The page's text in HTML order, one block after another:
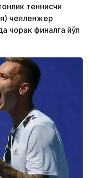
теннисчи
челленжер
чорак финалга йўл